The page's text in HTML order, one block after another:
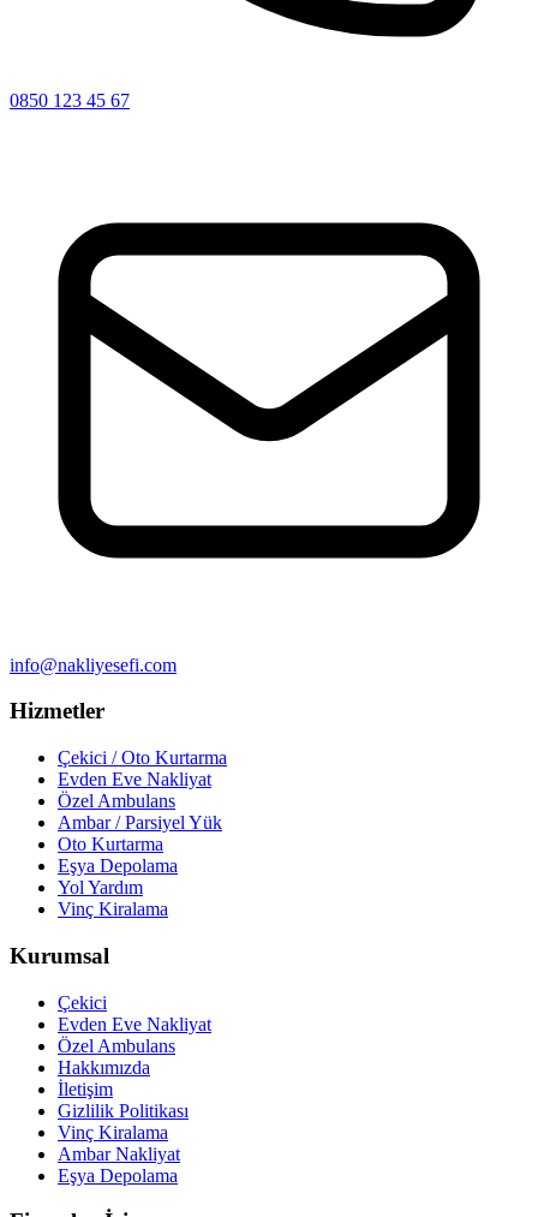
0850 123 45 67
info@nakliyesefi.com
Hizmetler
Çekici / Oto Kurtarma
Evden Eve Nakliyat
Özel Ambulans
Ambar / Parsiyel Yük
Oto Kurtarma
Eşya Depolama
Yol Yardım
Vinç Kiralama
Kurumsal
Çekici
Evden Eve Nakliyat
Özel Ambulans
Hakkımızda
İletişim
Gizlilik Politikası
Vinç Kiralama
Ambar Nakliyat
Eşya Depolama